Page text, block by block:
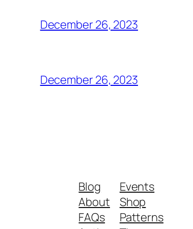
December 26, 2023
December 26, 2023
Blog
About
FAQs
Events
Shop
Patterns